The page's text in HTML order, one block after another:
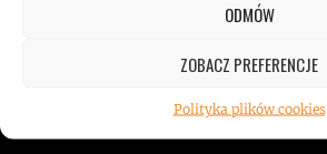
ODMÓW
ZOBACZ PREFERENCJE
Polityka plików cookies
ROCKMETALNEWS TV